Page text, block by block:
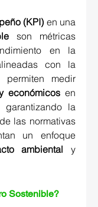
(KPI)
son métricas
en la
permiten medir
económicos en
las normativas
un enfoque
ambiental y
Sostenible?